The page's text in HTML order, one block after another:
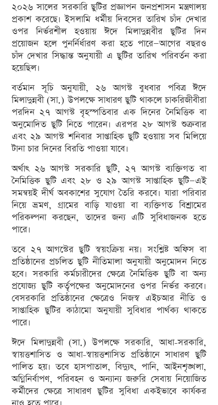
২০২৬ সালের সরকারি ছুটির প্রজ্ঞাপন জনপ্রশাসন মন্ত্রণালয়
প্রকাশ করেছে। ইসলামি ধর্মীয় দিবসের তারিখ চাঁদ দেখার
ওপর নির্ভরশীল হওয়ায় ঈদে মিলাদুন্নবীর ছুটির দিন
প্রয়োজন হলে পুনর্নির্ধারণ করা হতে পারে—আগের বছরও
চাঁদ দেখার সিদ্ধান্ত অনুযায়ী এ ছুটির তারিখ পরিবর্তন করা
হয়েছিল।
বর্তমান সূচি অনুযায়ী, ২৬ আগস্ট বুধবার পবিত্র ঈদে
মিলাদুন্নবী (সা.) উপলক্ষে সাধারণ ছুটি থাকলে চাকরিজীবীরা
পরদিন ২৭ আগস্ট বৃহস্পতিবার এক দিনের নৈমিত্তিক বা
অনুমোদিত ছুটি নিতে পারেন। এরপর ২৮ আগস্ট শুক্রবার
এবং ২৯ আগস্ট শনিবার সাপ্তাহিক ছুটি হওয়ায় সব মিলিয়ে
টানা চার দিনের বিরতি পাওয়া যাবে।
অর্থাৎ ২৬ আগস্ট সরকারি ছুটি, ২৭ আগস্ট ব্যক্তিগত বা
নৈমিত্তিক ছুটি এবং ২৮ ও ২৯ আগস্ট সাপ্তাহিক ছুটি—এই
সমন্বয়ই দীর্ঘ অবকাশের সুযোগ তৈরি করবে। যারা পরিবার
নিয়ে ভ্রমণ, গ্রামের বাড়ি যাওয়া বা ব্যক্তিগত বিশ্রামের
পরিকল্পনা করছেন, তাদের জন্য এটি সুবিধাজনক হতে
পারে।
তবে ২৭ আগস্টের ছুটি স্বয়ংক্রিয় নয়। সংশ্লিষ্ট অফিস বা
প্রতিষ্ঠানের প্রচলিত ছুটি নীতিমালা অনুযায়ী অনুমোদন নিতে
হবে। সরকারি কর্মচারীদের ক্ষেত্রে নৈমিত্তিক ছুটি বা অন্য
প্রযোজ্য ছুটি কর্তৃপক্ষের অনুমোদনের ওপর নির্ভর করবে।
বেসরকারি প্রতিষ্ঠানের ক্ষেত্রেও নিজস্ব এইচআর নীতি ও
সাপ্তাহিক ছুটির কাঠামো অনুযায়ী সুবিধার পার্থক্য থাকতে
পারে।
ঈদে মিলাদুন্নবী (সা.) উপলক্ষে সরকারি, আধা-সরকারি,
স্বায়ত্তশাসিত ও আধা-স্বায়ত্তশাসিত প্রতিষ্ঠানে সাধারণ ছুটি
পালিত হয়। তবে হাসপাতাল, বিদ্যুৎ, পানি, আইনশৃঙ্খলা,
অগ্নিনির্বাপণ, পরিবহন ও অন্যান্য জরুরি সেবায় নিয়োজিত
কর্মীদের ক্ষেত্রে সাধারণ ছুটির সুবিধা একইভাবে কার্যকর